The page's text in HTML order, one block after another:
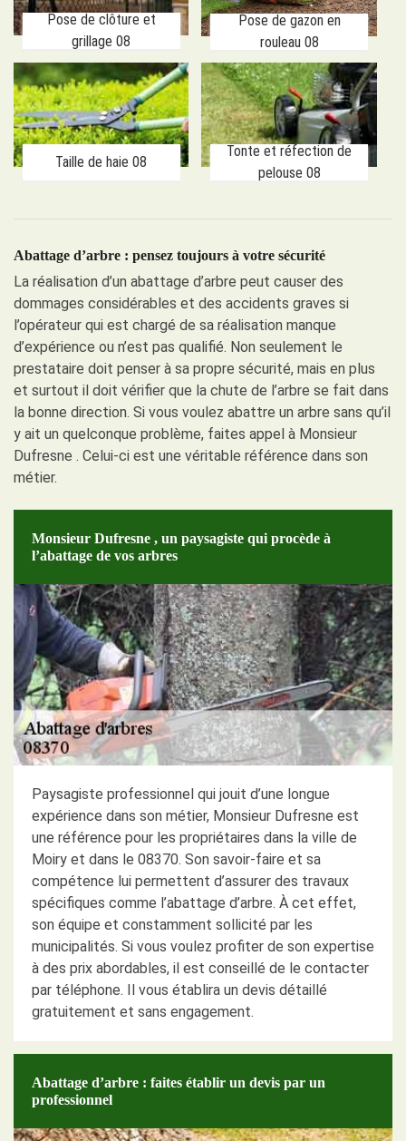
Pose de clôture et
grillage 08
Pose de gazon en
rouleau 08
Taille de haie 08
Tonte et réfection de
pelouse 08
Abattage d’arbre : pensez toujours à votre sécurité
La réalisation d’un abattage d’arbre peut causer des
dommages considérables et des accidents graves si
l’opérateur qui est chargé de sa réalisation manque
d’expérience ou n’est pas qualifié. Non seulement le
prestataire doit penser à sa propre sécurité, mais en plus
et surtout il doit vérifier que la chute de l’arbre se fait dans
la bonne direction. Si vous voulez abattre un arbre sans qu’il
y ait un quelconque problème, faites appel à Monsieur
Dufresne . Celui-ci est une véritable référence dans son
métier.
Monsieur Dufresne , un paysagiste qui procède à
l’abattage de vos arbres
Paysagiste professionnel qui jouit d’une longue
expérience dans son métier, Monsieur Dufresne est
une référence pour les propriétaires dans la ville de
Moiry et dans le 08370. Son savoir-faire et sa
compétence lui permettent d’assurer des travaux
spécifiques comme l’abattage d’arbre. À cet effet,
son équipe et constamment sollicité par les
municipalités. Si vous voulez profiter de son expertise
à des prix abordables, il est conseillé de le contacter
par téléphone. Il vous établira un devis détaillé
gratuitement et sans engagement.
Abattage d’arbre : faites établir un devis par un
professionnel